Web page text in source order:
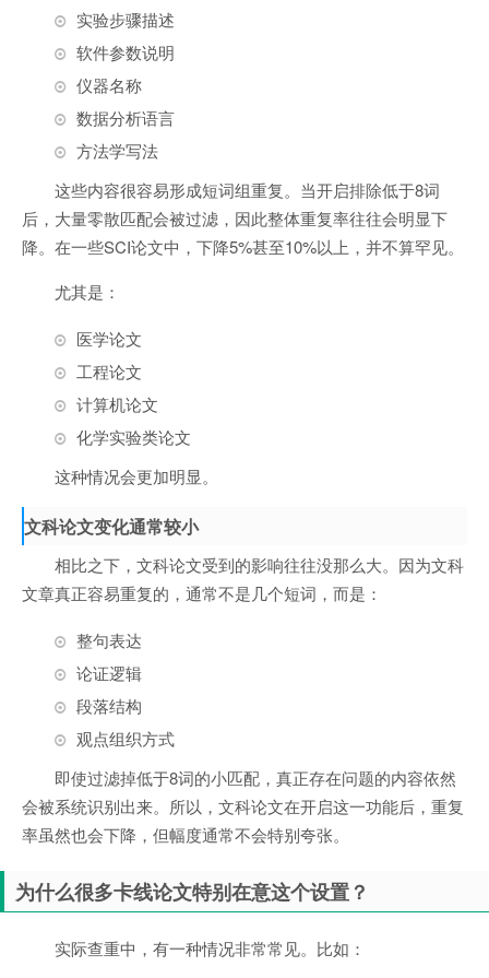
实验步骤描述
软件参数说明
仪器名称
数据分析语言
方法学写法
这些内容很容易形成短词组重复。当开启排除低于8词
后，大量零散匹配会被过滤，因此整体重复率往往会明显下
降。在一些SCI论文中，下降5%甚至10%以上，并不算罕见。
尤其是：
医学论文
工程论文
计算机论文
化学实验类论文
这种情况会更加明显。
文科论文变化通常较小
相比之下，文科论文受到的影响往往没那么大。因为文科
文章真正容易重复的，通常不是几个短词，而是：
整句表达
论证逻辑
段落结构
观点组织方式
即使过滤掉低于8词的小匹配，真正存在问题的内容依然
会被系统识别出来。所以，文科论文在开启这一功能后，重复
率虽然也会下降，但幅度通常不会特别夸张。
为什么很多卡线论文特别在意这个设置？
实际查重中，有一种情况非常常见。比如：